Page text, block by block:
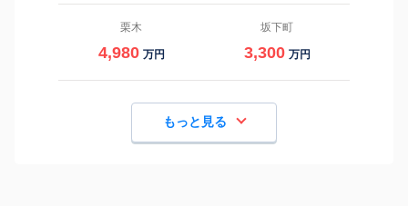
栗木
4,980 万円
坂下町
3,300 万円
もっと見る